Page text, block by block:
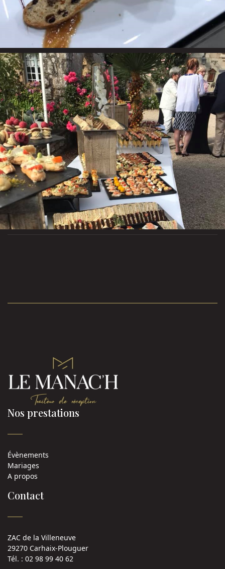
Nos prestations
Évènements
Mariages
A propos
Contact
ZAC de la Villeneuve
29270 Carhaix-Plouguer
Tél. : 02 98 99 40 62